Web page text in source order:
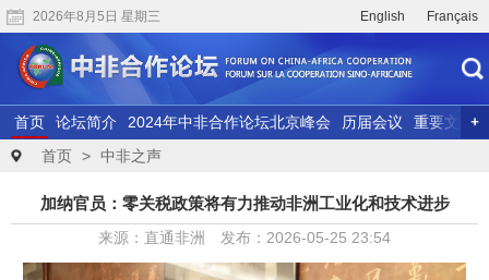
2026年8月5日 星期三 English Français
首页 论坛简介 2024年中非合作论坛北京峰会 历届会议
重要文献
联合研究
精彩视频
首页 > 中非之声
加纳官员：零关税政策将有力推动非洲工业化和技术进步
来源：直通非洲 发布：2026-05-25 23:54